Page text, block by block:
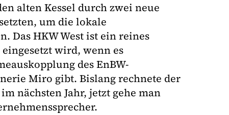
alten Kessel durch zwei neue
um die lokale
Das HKW West ist ein reines
wird, wenn es
des EnBW-
Miro gibt. Bislang rechnete der
nächsten Jahr, jetzt gehe man